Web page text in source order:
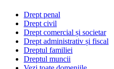
Drept penal
Drept civil
Drept comercial și societar
Drept administrativ și fiscal
Dreptul familiei
Dreptul muncii